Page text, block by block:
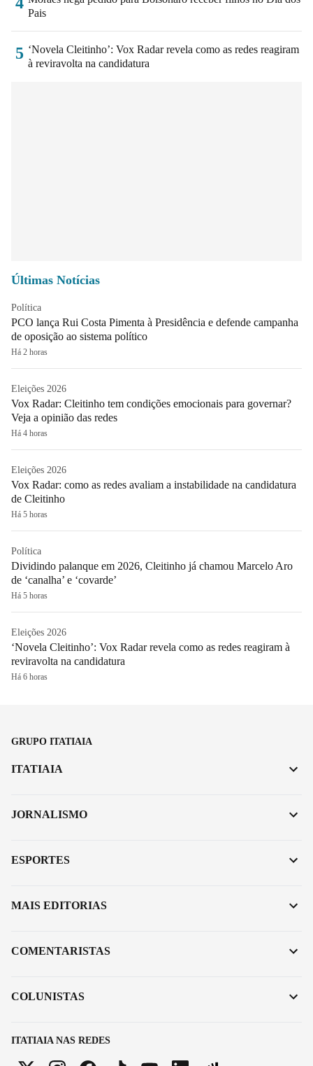
Pais
5 ‘Novela Cleitinho’: Vox Radar revela como as redes reagiram
à reviravolta na candidatura
Últimas Notícias
Política
PCO lança Rui Costa Pimenta à Presidência e defende campanha
de oposição ao sistema político
Há 2 horas
Eleições 2026
Vox Radar: Cleitinho tem condições emocionais para governar?
Veja a opinião das redes
Há 4 horas
Eleições 2026
Vox Radar: como as redes avaliam a instabilidade na candidatura
de Cleitinho
Há 5 horas
Política
Dividindo palanque em 2026, Cleitinho já chamou Marcelo Aro
de ‘canalha’ e ‘covarde’
Há 5 horas
Eleições 2026
‘Novela Cleitinho’: Vox Radar revela como as redes reagiram à
reviravolta na candidatura
Há 6 horas
GRUPO ITATIAIA
ITATIAIA NAS REDES
ITATIAIA
JORNALISMO
ESPORTES
MAIS EDITORIAS
COMENTARISTAS
COLUNISTAS